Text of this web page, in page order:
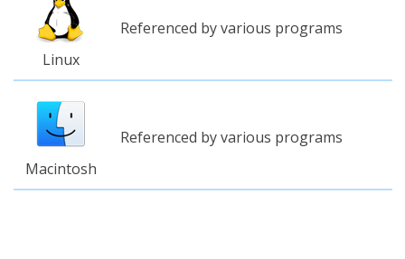
Linux
Referenced by various programs
Macintosh
Referenced by various programs